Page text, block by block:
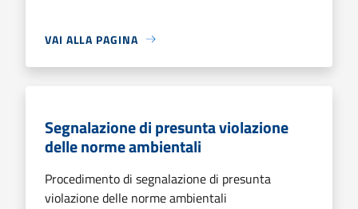
VAI ALLA PAGINA
Segnalazione di presunta violazione
delle norme ambientali
Procedimento di segnalazione di presunta
violazione delle norme ambientali